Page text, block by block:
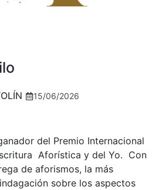
15/06/2026
del Premio Internacional
Aforística y del Yo. Con
de aforismos, la más
sobre los aspectos